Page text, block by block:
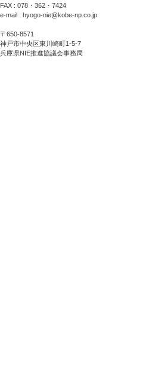
FAX : 078・362・7424
e-mail : hyogo-nie@kobe-np.co.jp
〒650-8571
神戸市中央区東川崎町1-5-7
兵庫県NIE推進協議会事務局